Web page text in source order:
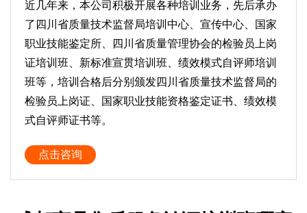
近几年来，本公司积极开展各种培训业务，先后承办
了四川省质量技术监督局培训中心、宣传中心、国家
职业技能鉴定所、四川省质量管理协会的检验员上岗
证培训班、新标准宣贯培训班、绩效模式自评师培训
班等，培训合格后分别颁发四川省质量技术监督局的
检验员上岗证、国家职业技能资格鉴定证书、绩效模
式自评师证书等。
点击咨询